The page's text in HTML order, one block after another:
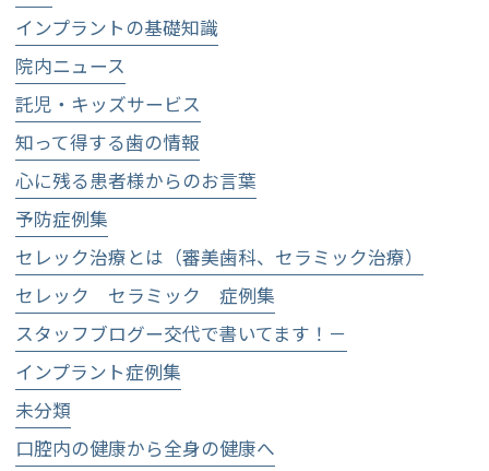
インプラントの基礎知識
院内ニュース
託児・キッズサービス
知って得する歯の情報
心に残る患者様からのお言葉
予防症例集
セレック治療とは（審美歯科、セラミック治療）
セレック セラミック 症例集
スタッフブログー交代で書いてます！－
インプラント症例集
未分類
口腔内の健康から全身の健康へ